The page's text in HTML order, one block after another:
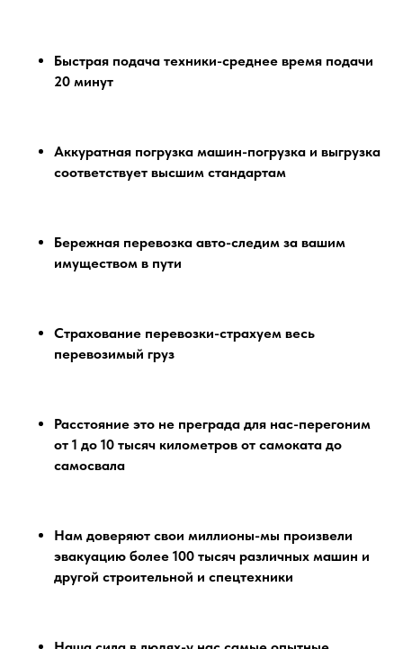
Быстрая подача техники-среднее время подачи
20 минут
Аккуратная погрузка машин-погрузка и выгрузка
соответствует высшим стандартам
Бережная перевозка авто-следим за вашим
имуществом в пути
Страхование перевозки-страхуем весь
перевозимый груз
Расстояние это не преграда для нас-перегоним
от 1 до 10 тысяч километров от самоката до
самосвала
Нам доверяют свои миллионы-мы произвели
эвакуацию более 100 тысяч различных машин и
другой строительной и спецтехники